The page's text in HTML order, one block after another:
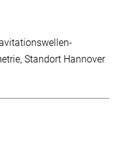
Standort Hannover